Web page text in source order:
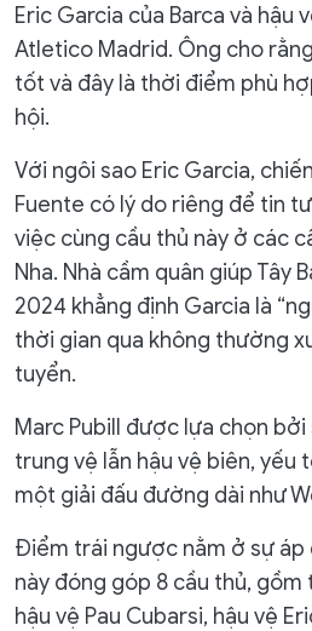
Eric Garcia của Barca và hậu
Atletico Madrid. Ông cho
tốt và đây là thời điểm phù
hội.
Với ngôi sao Eric Garcia,
Fuente có lý do riêng để tin
việc cùng cầu thủ này ở các
Nha. Nhà cầm quân giúp Tây
2024 khẳng định Garcia là
thời gian qua không thường
tuyển.
Marc Pubill được lựa chọn
trung vệ lẫn hậu vệ biên, yếu
một giải đấu đường dài như
Điểm trái ngược nằm ở sự áp
này đóng góp 8 cầu thủ, gồm
hậu vệ Pau Cubarsi, hậu vệ